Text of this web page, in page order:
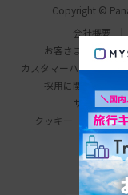
Copyright ©
会社概要
お客さま本位の業
カスタマーハラスメン
採用に関するお問
サイトマッ
クッキー（Cookie）
パ